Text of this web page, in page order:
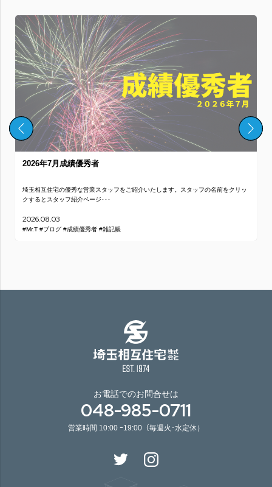
2026年7月成績優秀者
埼玉相互住宅の優秀な営業スタッフをご紹介いたします。スタッフの名前をクリッ
クするとスタッフ紹介ページ･･･
2026.08.03
#Mr.T #ブログ #成績優秀者 #雑記帳
お電話でのお問合せは
048-985-0711
営業時間 10:00 ｰ19:00（毎週火･水定休）